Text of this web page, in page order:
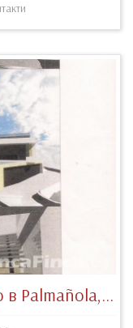
Продава ново строителство в Palmañola, Solar